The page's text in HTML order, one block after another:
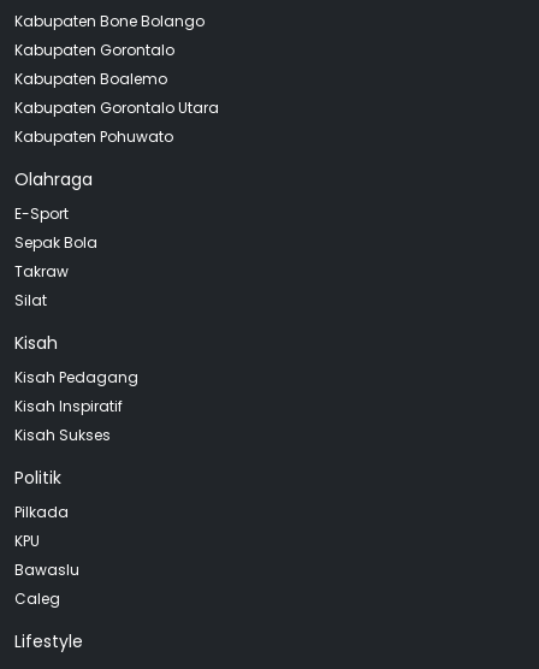
Kabupaten Bone Bolango
Kabupaten Gorontalo
Kabupaten Boalemo
Kabupaten Gorontalo Utara
Kabupaten Pohuwato
Olahraga
E-Sport
Sepak Bola
Takraw
Silat
Kisah
Kisah Pedagang
Kisah Inspiratif
Kisah Sukses
Politik
Pilkada
KPU
Bawaslu
Caleg
Lifestyle